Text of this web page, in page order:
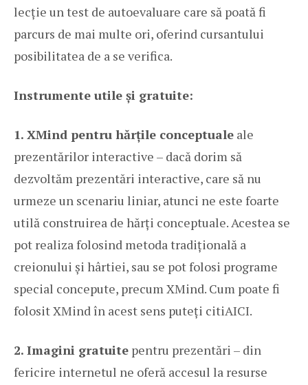
lecție un test de autoevaluare care să poată fi
parcurs de mai multe ori, oferind cursantului
posibilitatea de a se verifica.
Instrumente utile și gratuite:
1. XMind pentru hărțile conceptuale ale
prezentărilor interactive – dacă dorim să
dezvoltăm prezentări interactive, care să nu
urmeze un scenariu liniar, atunci ne este foarte
utilă construirea de hărți conceptuale. Acestea se
pot realiza folosind metoda tradițională a
creionului și hârtiei, sau se pot folosi programe
special concepute, precum XMind. Cum poate fi
folosit XMind în acest sens puteți citiAICI.
2. Imagini gratuite pentru prezentări – din
fericire internetul ne oferă accesul la resurse